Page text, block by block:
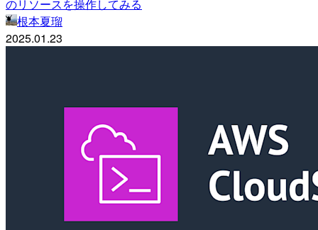
のリソースを操作してみる
根本夏瑠
2025.01.23